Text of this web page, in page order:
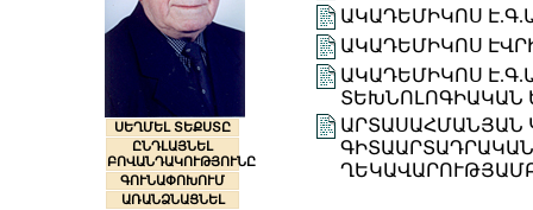
ՍԵՂՄԵԼ ՏԵՔՍՏԸ
ԸՆԴԼԱՅՆԵԼ
ԲՈՎԱՆԴԱԿՈՒԹՅՈՒՆԸ
ԳՈՒՆԱՓՈԽՈՒՄ
ԱՌԱՆՁՆԱՑՆԵԼ
ԱԿԱԴԵՄԻԿՈՍ
ԱԿԱԴԵՄԻԿՈՍ
ԱԿԱԴԵՄԻԿՈՍ
ՏԵԽՆՈԼՈԳԻԱԿԱՆ
ԱՐՏԱՍԱՀՄԱՆՅԱՆ